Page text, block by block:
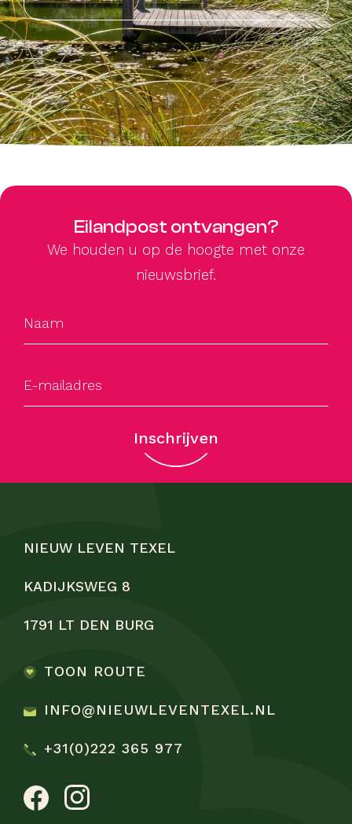
Eilandpost ontvangen?
We houden u op de hoogte met onze
nieuwsbrief.
Inschrijven
NIEUW LEVEN TEXEL
KADIJKSWEG 8
1791 LT DEN BURG
TOON ROUTE
INFO@NIEUWLEVENTEXEL.NL
+31(0)222 365 977